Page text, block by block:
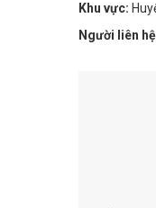
Khu vực:
Người liên